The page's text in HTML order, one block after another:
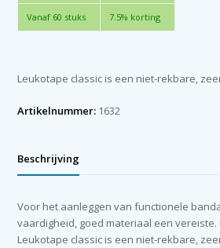
aantal
Vanaf 60 stuks 7.5% korting
Leukotape classic is een niet-rekbare,
Artikelnummer: 1632
Beschrijving
Voor het aanleggen van functionele
vaardigheid, goed materiaal een
Leukotape classic is een niet-rekbare,